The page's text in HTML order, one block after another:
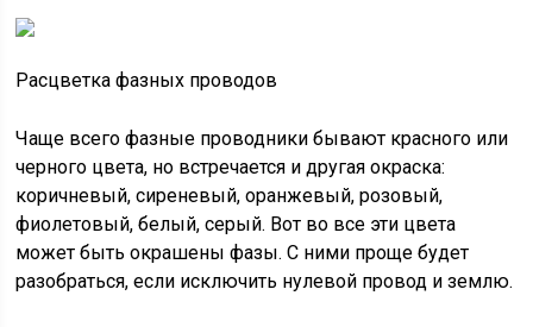
Расцветка фазных проводов
Чаще всего фазные проводники бывают красного или
черного цвета, но встречается и другая окраска:
коричневый, сиреневый, оранжевый, розовый,
фиолетовый, белый, серый. Вот во все эти цвета
может быть окрашены фазы. С ними проще будет
разобраться, если исключить нулевой провод и землю.